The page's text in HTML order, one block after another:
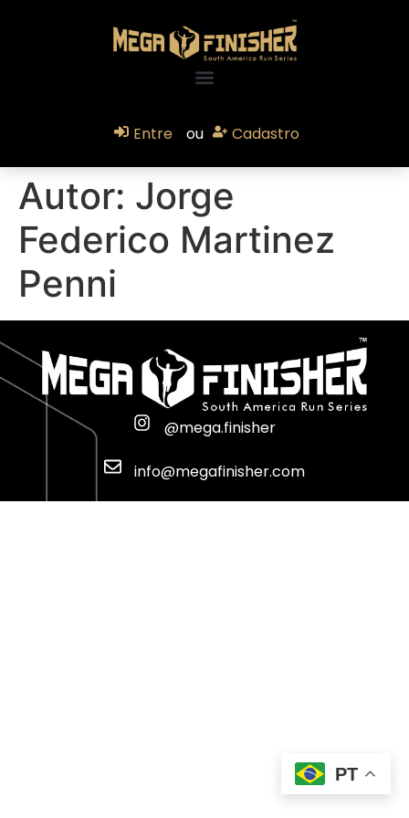
Entre ou Cadastro
Autor: Jorge
Federico Martinez
Penni
@mega.finisher
info@megafinisher.com
PT